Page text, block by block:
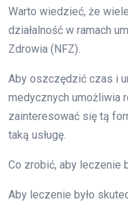
Warto wiedzieć, że
działalność w ramach
Zdrowia (NFZ).
Aby oszczędzić czas i
medycznych umożliwia
zainteresować się tą
taką usługę.
Co zrobić, aby leczenie
Aby leczenie było